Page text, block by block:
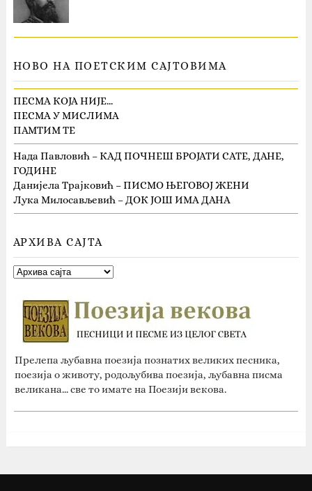
НОВО НА ПОЕТСКИМ САЈТОВИМА
ПЕСМА КОЈА НИЈЕ…
ПЕСМА У МИСЛИМА
ПАМТИМ ТЕ
Нада Павловић – КАД ПОЧНЕШ БРОЈАТИ САТЕ, ДАНЕ,
ГОДИНЕ
Данијела Трајковић – ПИСМО ЊЕГОВОЈ ЖЕНИ
Лука Милосављевић – ДОК ЈОШ ИМА ДАНА
АРХИВА САЈТА
Прелепа љубавна поезија познатих великих песника,
поезија о животу, родољубива поезија, љубавна писма
великана... све то имате на Поезији векова.